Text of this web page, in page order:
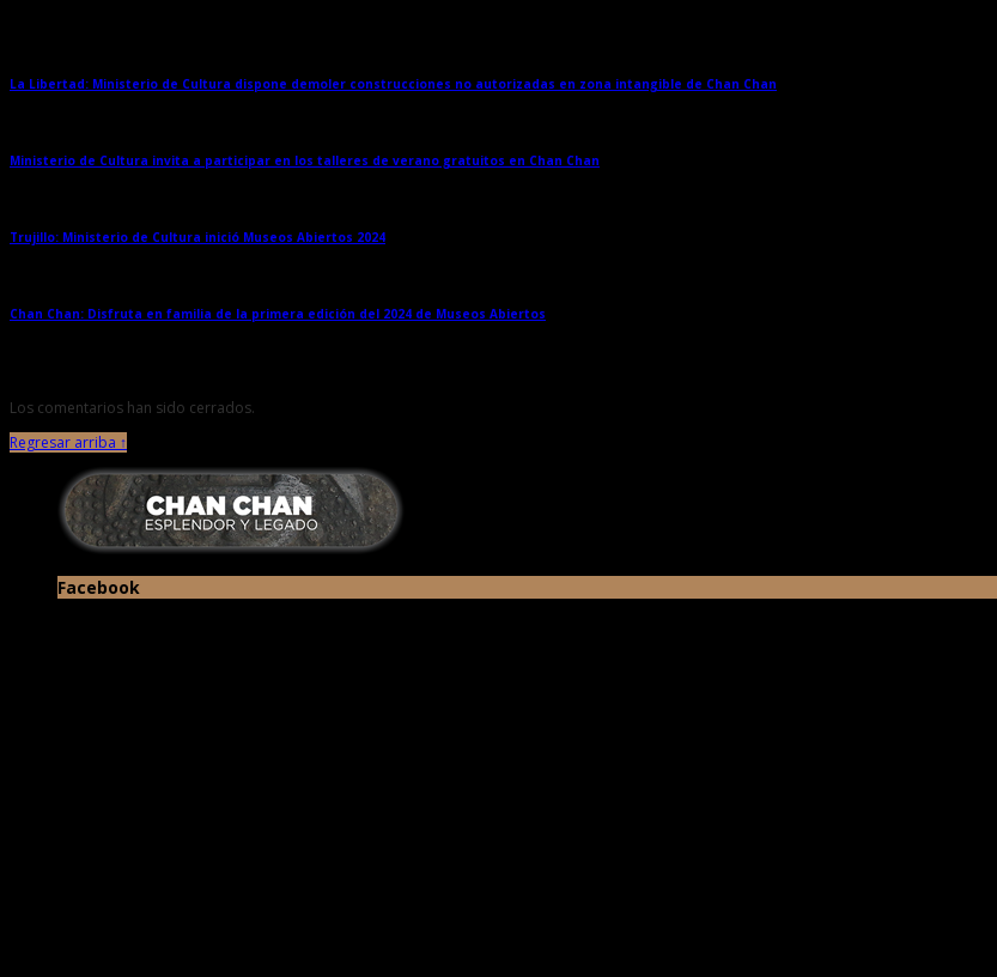
La Libertad: Ministerio de Cultura dispone demoler construcciones no autorizadas en zona intangible de Chan Chan
Ministerio de Cultura invita a participar en los talleres de verano gratuitos en Chan Chan
Trujillo: Ministerio de Cultura inició Museos Abiertos 2024
Chan Chan: Disfruta en familia de la primera edición del 2024 de Museos Abiertos
Los comentarios han sido cerrados.
Regresar arriba ↑
Facebook